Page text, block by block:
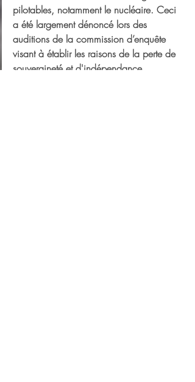
pilotables, notamment le nucléaire. Ceci
a été largement dénoncé lors des
auditions de la commission d’enquête
visant à établir les raisons de la perte de
souveraineté et d'indépendance